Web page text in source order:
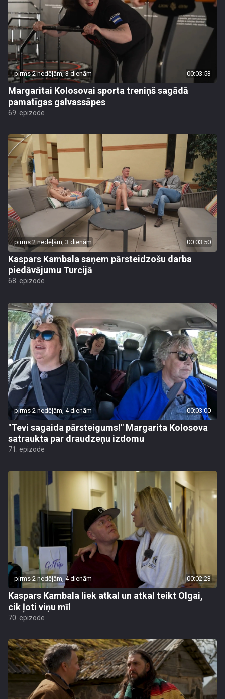
pirms 2 nedēļām, 3 dienām 00:03:53
Margaritai Kolosovai sporta treniņš sagādā
pamatīgas galvassāpes
69. epizode
pirms 2 nedēļām, 3 dienām 00:03:50
Kaspars Kambala saņem pārsteidzošu darba
piedāvājumu Turcijā
68. epizode
pirms 2 nedēļām, 4 dienām 00:03:00
"Tevi sagaida pārsteigums!" Margarita Kolosova
satraukta par draudzeņu izdomu
71. epizode
pirms 2 nedēļām, 4 dienām 00:02:23
Kaspars Kambala liek atkal un atkal teikt Olgai,
cik ļoti viņu mīl
70. epizode